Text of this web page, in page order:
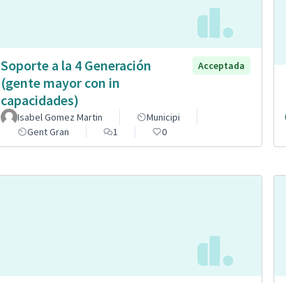
Soporte a la 4 Generación
(gente mayor con in
capacidades)
Acceptada
Isabel Gomez Martin
Municipi
Gent Gran
1 0